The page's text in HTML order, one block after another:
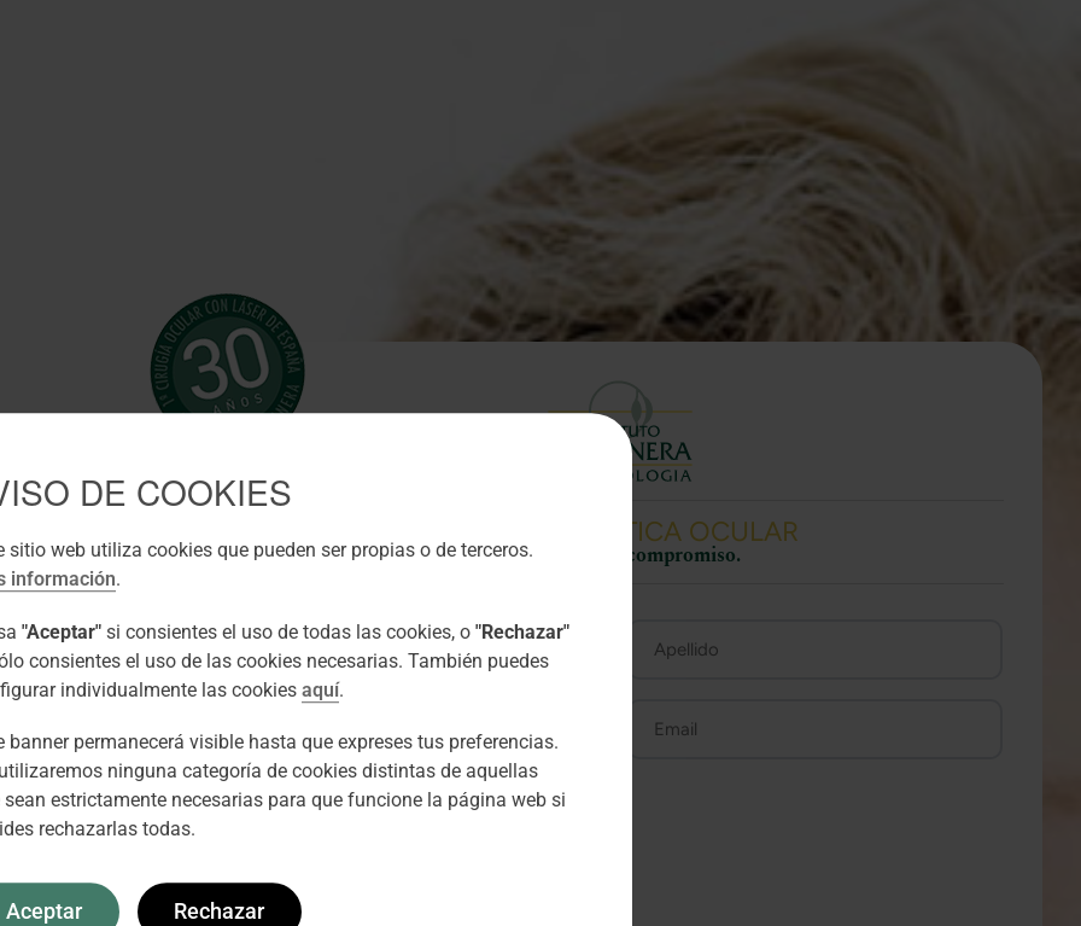
CIRUGÍA PLÁSTICA OCULAR
Infórmate sin compromiso.
Nombre
Teléfono
LegalAcepto elAviso Legal yPolítica de Privacidad
DE COOKIES
sitio web utiliza cookies que pueden ser propias o de terceros.
información.
"Aceptar"si consientes el uso de todas las cookies, o "Rechazar"
consientes el uso de las cookies necesarias. También puedes
individualmente las cookies aquí.
banner permanecerá visible hasta que expreses tus preferencias.
ninguna categoría de cookies distintas de aquellas
sean estrictamente necesarias para que funcione la página web si
rechazarlas todas.
Aceptar Rechazar